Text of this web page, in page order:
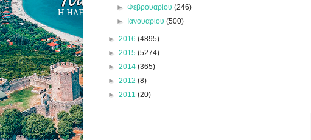
►Φεβρουαρίου(246)
► Ιανουαρίου(500)
► 2016 (4895)
► 2015 (5274)
► 2014 (365)
► 2012 (8)
► 2011 (20)